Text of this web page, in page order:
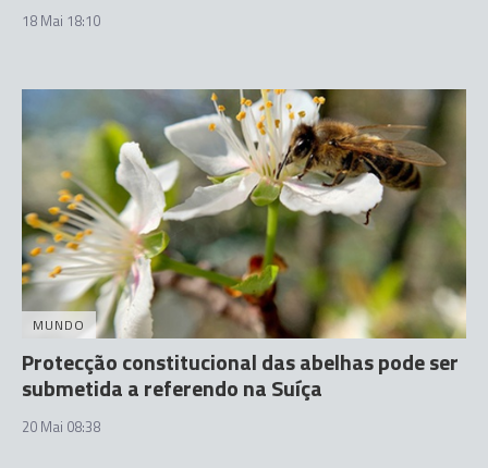
18 Mai 18:10
MUNDO
Protecção constitucional das abelhas pode ser
submetida a referendo na Suíça
20 Mai 08:38